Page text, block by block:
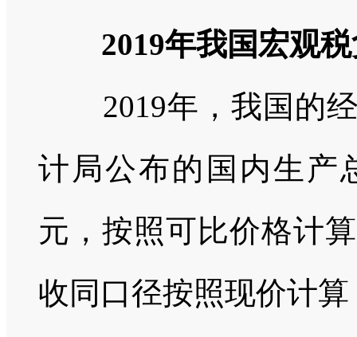
2019年我国宏观
2019年，我国的
计局公布的国内生产
元，按照可比价格计
收同口径按照现价计